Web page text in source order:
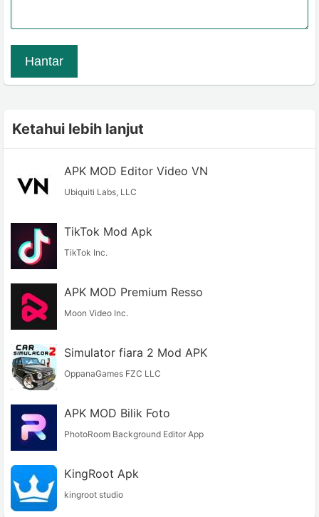
Hantar
Ketahui lebih lanjut
APK MOD Editor Video VN
Ubiquiti Labs, LLC
TikTok Mod Apk
TikTok Inc.
APK MOD Premium Resso
Moon Video Inc.
Simulator fiara 2 Mod APK
OppanaGames FZC LLC
APK MOD Bilik Foto
PhotoRoom Background Editor App
KingRoot Apk
kingroot studio